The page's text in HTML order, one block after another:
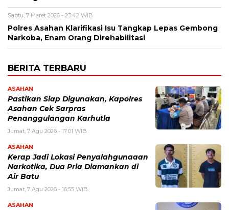
Sabtu, 7 Maret 2026 - 23:42 WIB
Polres Asahan Klarifikasi Isu Tangkap Lepas Gembong
Narkoba, Enam Orang Direhabilitasi
BERITA TERBARU
ASAHAN
Pastikan Siap Digunakan, Kapolres
Asahan Cek Sarpras
Penanggulangan Karhutla
Jumat, 7 Agu 2026 - 17:01 WIB
ASAHAN
Kerap Jadi Lokasi Penyalahgunaaan
Narkotika, Dua Pria Diamankan di
Air Batu
Jumat, 7 Agu 2026 - 16:55 WIB
ASAHAN